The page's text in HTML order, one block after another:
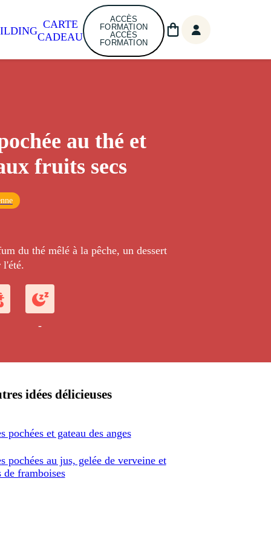
CARTE
CADEAU
ACCÈS
FORMATION
ACCÈS
FORMATION
au thé et
fruits secs
du thé mêlé à la pêche, un dessert
l'été.
-
idées délicieuses
pochées et gateau des anges
pochées au jus, gelée de verveine et
de framboises